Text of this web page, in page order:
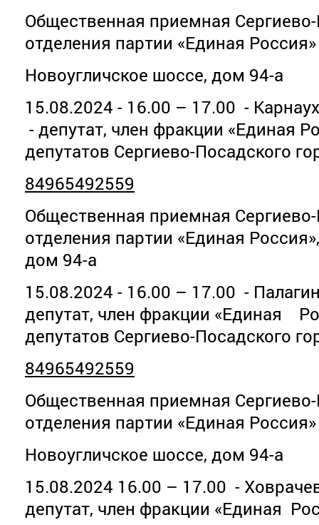
Общественная приемная
отделения партии «Единая Россия»
Новоугличское шоссе, дом 94-а
15.08.2024 - 16.00 – 17.00 -
- депутат, член фракции «Единая
депутатов Сергиево-Посадского
84965492559
Общественная приемная
отделения партии «Единая
дом 94-а
15.08.2024 - 16.00 – 17.00 -
депутат, член фракции «Единая
депутатов Сергиево-Посадского
84965492559
Общественная приемная
отделения партии «Единая Россия»
Новоугличское шоссе, дом 94-а
15.08.2024 16.00 – 17.00 -
депутат, член фракции «Единая